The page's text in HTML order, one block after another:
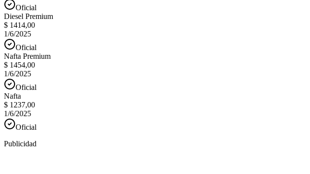
Oficial
Diesel Premium
$ 1414,00
1/6/2025
Oficial
Nafta Premium
$ 1454,00
1/6/2025
Oficial
Nafta
$ 1237,00
1/6/2025
Oficial
Publicidad